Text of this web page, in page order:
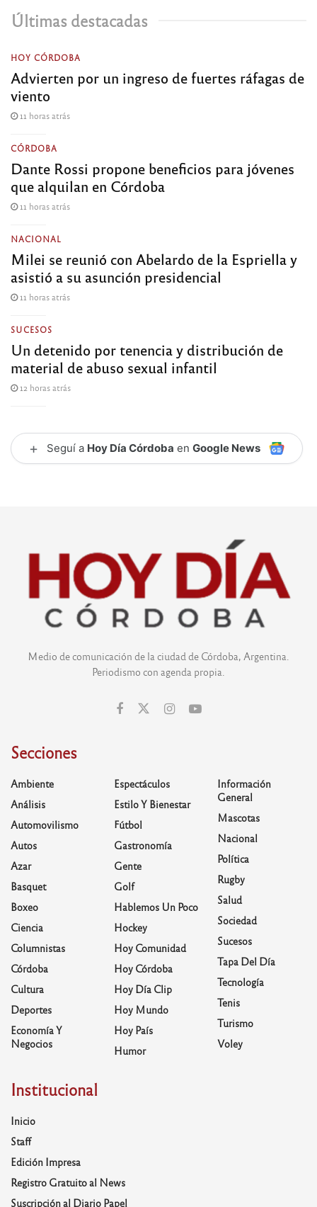
Últimas destacadas
HOY CÓRDOBA
Advierten por un ingreso de fuertes ráfagas de
viento
11 horas atrás
CÓRDOBA
Dante Rossi propone beneficios para jóvenes
que alquilan en Córdoba
11 horas atrás
NACIONAL
Milei se reunió con Abelardo de la Espriella y
asistió a su asunción presidencial
11 horas atrás
SUCESOS
Un detenido por tenencia y distribución de
material de abuso sexual infantil
12 horas atrás
+ Seguí a Hoy Día Córdoba en Google News
Medio de comunicación de la ciudad de Córdoba, Argentina.
Periodismo con agenda propia.
Secciones
Ambiente
Análisis
Automovilismo
Autos
Azar
Basquet
Boxeo
Ciencia
Columnistas
Córdoba
Cultura
Deportes
Economía Y
Negocios
Espectáculos
Estilo Y Bienestar
Fútbol
Gastronomía
Gente
Golf
Hablemos Un Poco
Hockey
Hoy Comunidad
Hoy Córdoba
Hoy Día Clip
Hoy Mundo
Hoy País
Humor
Información
General
Mascotas
Nacional
Política
Rugby
Salud
Sociedad
Sucesos
Tapa Del Día
Tecnología
Tenis
Turismo
Voley
Institucional
Inicio
Staff
Edición Impresa
Registro Gratuito al News
Suscripción al Diario Papel